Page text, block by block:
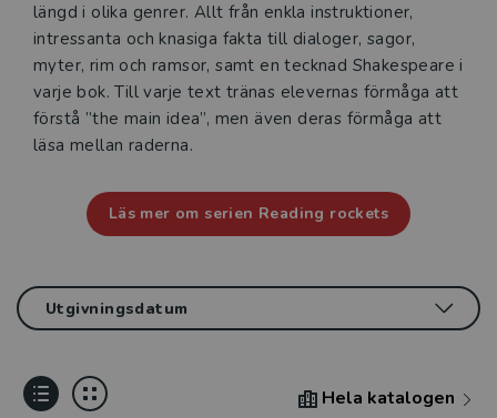
längd i olika genrer. Allt från enkla instruktioner,
intressanta och knasiga fakta till dia­loger, sagor,
myter, rim och ramsor, samt en tecknad Shake­speare i
varje bok. Till varje text tränas elevernas förmåga att
förstå ”the main idea”, men även deras förmåga att
läsa mellan raderna.
Läs mer om serien Reading rockets
Hela katalogen